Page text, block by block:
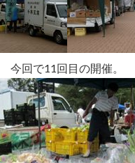
今回で11回目の開催。